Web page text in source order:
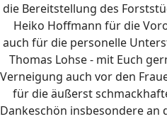
die Bereitstellung des
Heiko Hoffmann für die
auch für die personelle
Thomas Lohse - mit Euch
Verneigung auch vor den
für die äußerst
Dankeschön insbesondere